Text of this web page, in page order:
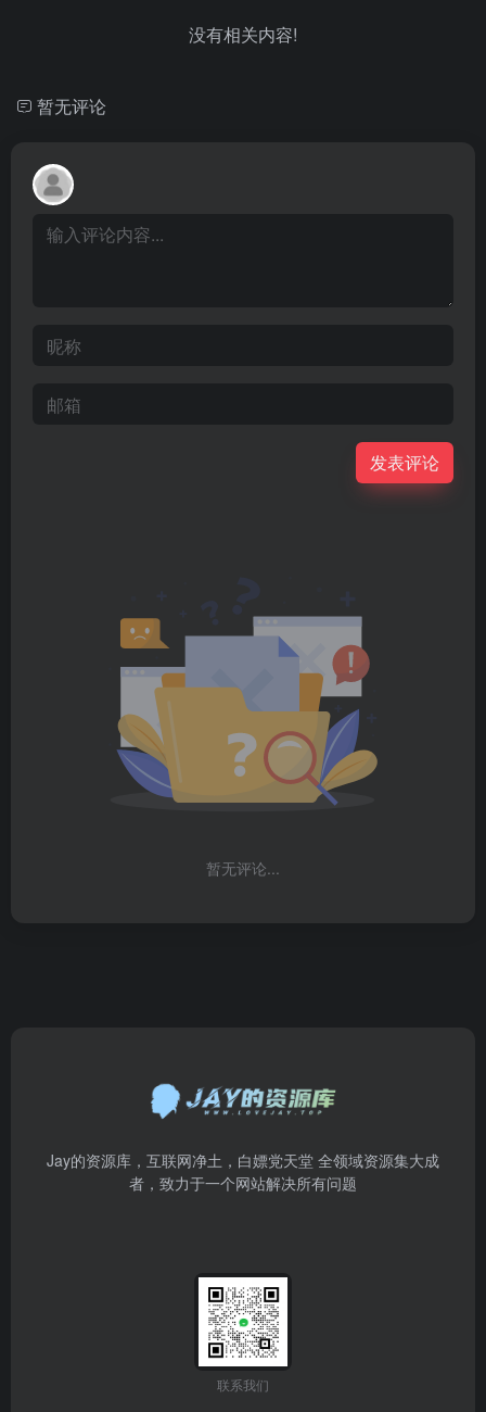
没有相关内容!
暂无评论
发表评论
暂无评论...
Jay的资源库，互联网净土，白嫖党天堂 全领域资源集大成
者，致力于一个网站解决所有问题
联系我们